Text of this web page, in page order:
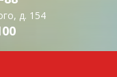
д. 154